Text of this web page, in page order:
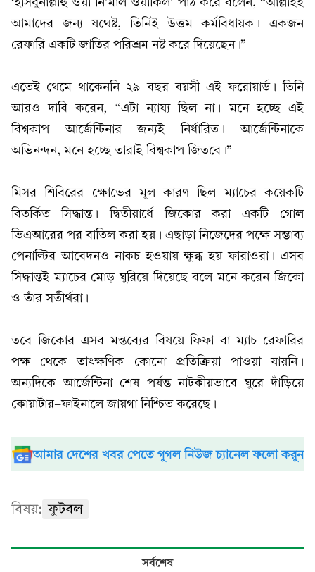
আমাদের জন্য যথেষ্ট, তিনিই উত্তম কর্মবিধায়ক। একজন
রেফারি একটি জাতির পরিশ্রম নষ্ট করে দিয়েছেন।”
এতেই থেমে থাকেননি ২৯ বছর বয়সী এই ফরোয়ার্ড। তিনি
আরও দাবি করেন, “এটা ন্যায্য ছিল না। মনে হচ্ছে এই
বিশ্বকাপ আর্জেন্টিনার জন্যই নির্ধারিত। আর্জেন্টিনাকে
অভিনন্দন, মনে হচ্ছে তারাই বিশ্বকাপ জিতবে।”
মিসর শিবিরের ক্ষোভের মূল কারণ ছিল ম্যাচের কয়েকটি
বিতর্কিত সিদ্ধান্ত। দ্বিতীয়ার্ধে জিকোর করা একটি গোল
ভিএআরের পর বাতিল করা হয়। এছাড়া নিজেদের পক্ষে সম্ভাব্য
পেনাল্টির আবেদনও নাকচ হওয়ায় ক্ষুব্ধ হয় ফারাওরা। এসব
সিদ্ধান্তই ম্যাচের মোড় ঘুরিয়ে দিয়েছে বলে মনে করেন জিকো
ও তাঁর সতীর্থরা।
তবে জিকোর এসব মন্তব্যের বিষয়ে ফিফা বা ম্যাচ রেফারির
পক্ষ থেকে তাৎক্ষণিক কোনো প্রতিক্রিয়া পাওয়া যায়নি।
অন্যদিকে আর্জেন্টিনা শেষ পর্যন্ত নাটকীয়ভাবে ঘুরে দাঁড়িয়ে
কোয়ার্টার-ফাইনালে জায়গা নিশ্চিত করেছে।
আমার দেশের খবর পেতে গুগল নিউজ চ্যানেল ফলো করুন
বিষয়: ফুটবল
সর্বশেষ